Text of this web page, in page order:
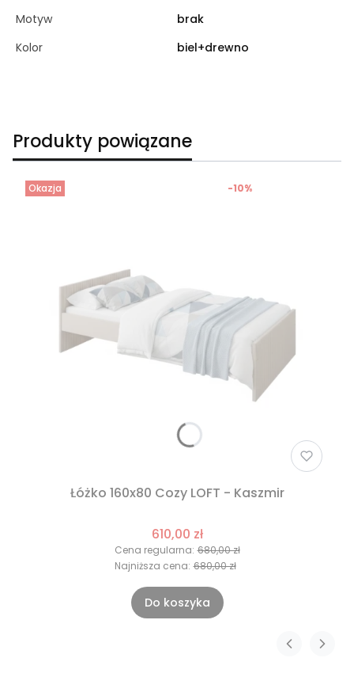
Motyw
brak
Kolor
biel+drewno
Produkty powiązane
Okazja
Łóżko 160x80 Cozy LOFT - Kaszmir
610,00 zł
Cena regularna: 680,00 zł
-10%
Najniższa cena: 680,00 zł
Do koszyka